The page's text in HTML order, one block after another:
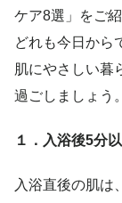
ケア8選」をご紹
どれも今日から
肌にやさしい暮
過ごしましょう。
１．入浴後5分
入浴直後の肌は